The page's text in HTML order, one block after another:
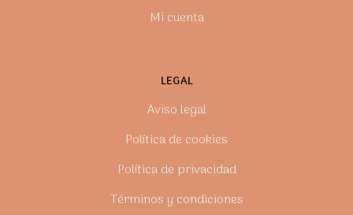
Mi cuenta
LEGAL
Aviso legal
Política de cookies
Política de privacidad
Términos y condiciones